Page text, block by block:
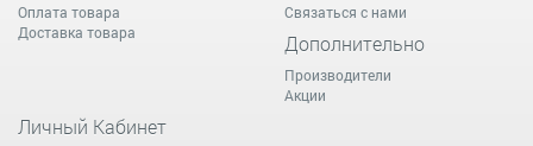
Оплата товара
Доставка товара
Связаться с нами
Дополнительно
Производители
Акции
Личный Кабинет